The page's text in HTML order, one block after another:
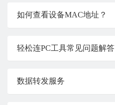
如何查看设备MAC地址？
轻松连PC工具常见问题解答
数据转发服务